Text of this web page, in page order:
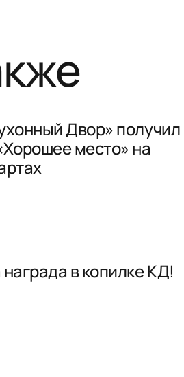
Двор» получил
место» на
в копилке КД!